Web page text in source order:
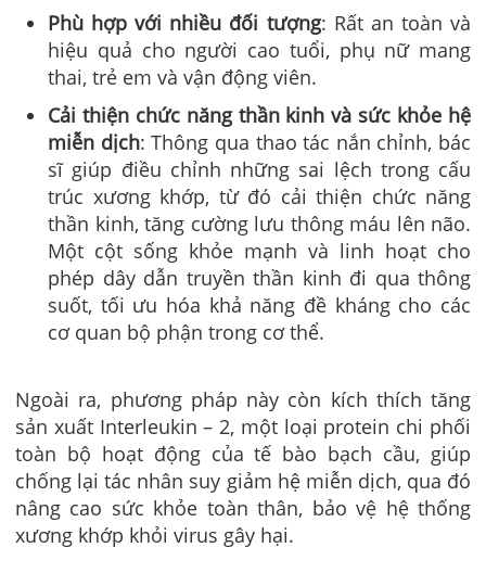
Phù hợp với nhiều đối tượng: Rất an toàn và
hiệu quả cho người cao tuổi, phụ nữ mang
thai, trẻ em và vận động viên.
Cải thiện chức năng thần kinh và sức khỏe hệ
miễn dịch: Thông qua thao tác nắn chỉnh, bác
sĩ giúp điều chỉnh những sai lệch trong cấu
trúc xương khớp, từ đó cải thiện chức năng
thần kinh, tăng cường lưu thông máu lên não.
Một cột sống khỏe mạnh và linh hoạt cho
phép dây dẫn truyền thần kinh đi qua thông
suốt, tối ưu hóa khả năng đề kháng cho các
cơ quan bộ phận trong cơ thể.
Ngoài ra, phương pháp này còn kích thích tăng
sản xuất Interleukin – 2, một loại protein chi phối
toàn bộ hoạt động của tế bào bạch cầu, giúp
chống lại tác nhân suy giảm hệ miễn dịch, qua đó
nâng cao sức khỏe toàn thân, bảo vệ hệ thống
xương khớp khỏi virus gây hại.